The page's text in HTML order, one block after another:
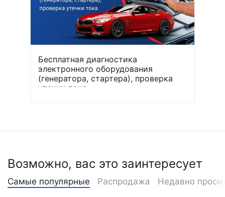
Бесплатная диагностика
электронного оборудования
(генератора, стартера), проверка
утечки тока
Возможно, вас это заинтересует
Самые популярные Распродажа Недавно